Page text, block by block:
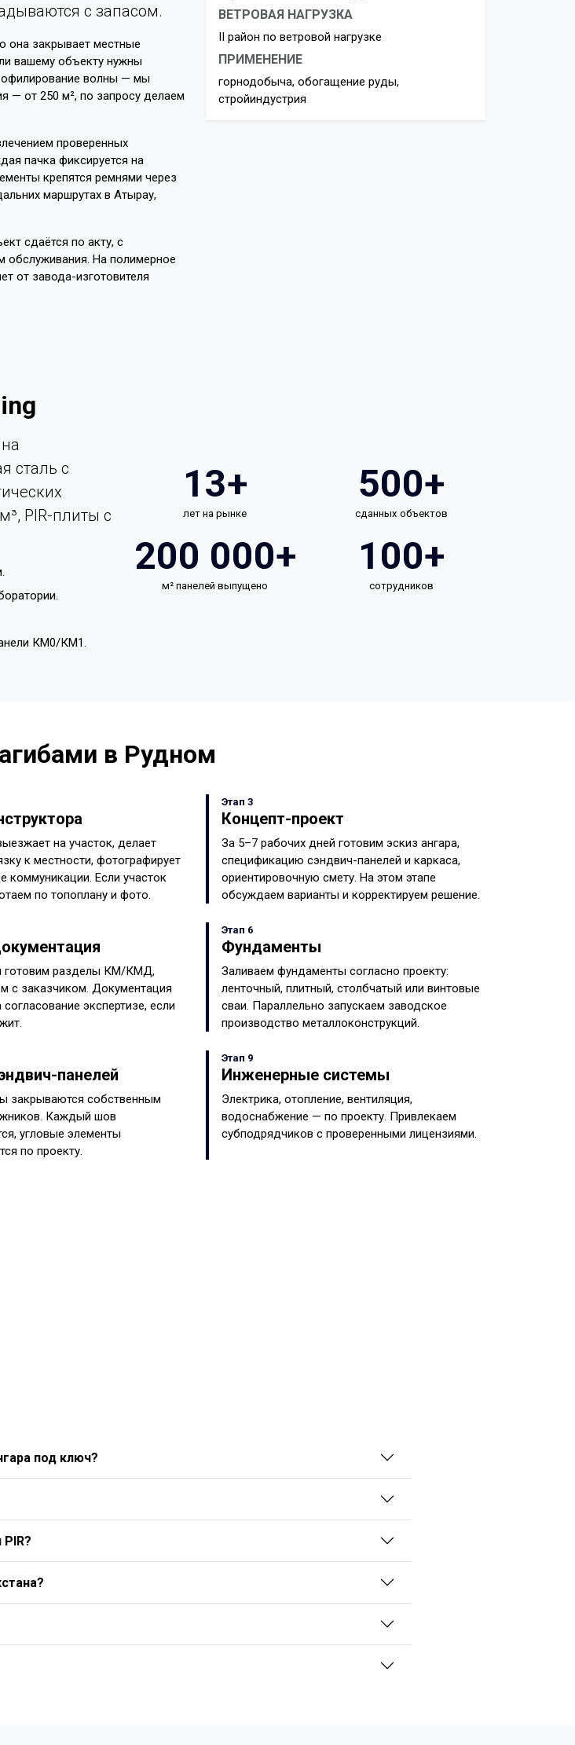
с запасом.
она закрывает местные
вашему объекту нужны
волны — мы
— от 250 м², по запросу делаем
проверенных
пачка фиксируется на
крепятся ремнями через
маршрутах в Атырау,
сдаётся по акту, с
обслуживания. На полимерное
от завода-изготовителя
ВЕТРОВАЯ НАГРУЗКА
II район по ветровой нагрузке
ПРИМЕНЕНИЕ
горнодобыча, обогащение руды,
стройиндустрия
сталь с
PIR-плиты с
КМ0/КМ1.
13+
лет на рынке
500+
сданных объектов
200 000+
м² панелей выпущено
100+
сотрудников
в Рудном
на участок, делает
к местности, фотографирует
коммуникации. Если участок
по топоплану и фото.
Этап 3
Концепт-проект
За 5–7 рабочих дней готовим эскиз ангара,
спецификацию сэндвич-панелей и каркаса,
ориентировочную смету. На этом этапе
обсуждаем варианты и корректируем решение.
готовим разделы КМ/КМД,
с заказчиком. Документация
экспертизе, если
Этап 6
Фундаменты
Заливаем фундаменты согласно проекту:
ленточный, плитный, столбчатый или винтовые
сваи. Параллельно запускаем заводское
производство металлоконструкций.
панелей
закрываются собственным
Каждый шов
угловые элементы
по проекту.
Этап 9
Инженерные системы
Электрика, отопление, вентиляция,
водоснабжение — по проекту. Привлекаем
субподрядчиков с проверенными лицензиями.
под ключ?